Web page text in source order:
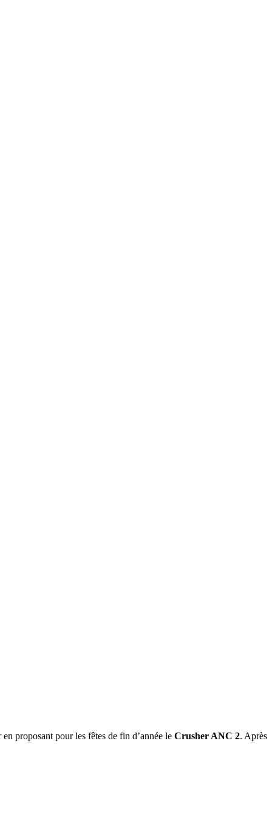
proposant pour les fêtes de fin d’année le Crusher ANC 2. Après